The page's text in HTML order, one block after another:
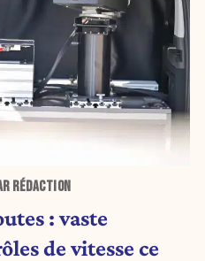
RÉDACTION
: vaste
de vitesse ce